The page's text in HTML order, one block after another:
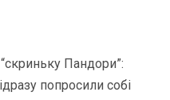
Пандори”:
попросили собі